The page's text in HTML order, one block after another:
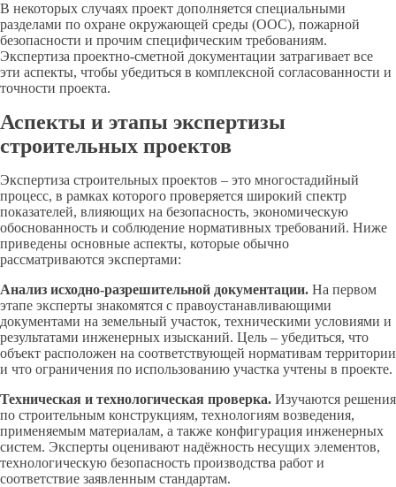
В некоторых случаях проект дополняется специальными
разделами по охране окружающей среды (ООС), пожарной
безопасности и прочим специфическим требованиям.
Экспертиза проектно-сметной документации затрагивает все
эти аспекты, чтобы убедиться в комплексной согласованности и
точности проекта.
Аспекты и этапы экспертизы
строительных проектов
Экспертиза строительных проектов – это многостадийный
процесс, в рамках которого проверяется широкий спектр
показателей, влияющих на безопасность, экономическую
обоснованность и соблюдение нормативных требований. Ниже
приведены основные аспекты, которые обычно
рассматриваются экспертами:
Анализ исходно-разрешительной документации. На первом
этапе эксперты знакомятся с правоустанавливающими
документами на земельный участок, техническими условиями и
результатами инженерных изысканий. Цель – убедиться, что
объект расположен на соответствующей нормативам территории
и что ограничения по использованию участка учтены в проекте.
Техническая и технологическая проверка. Изучаются решения
по строительным конструкциям, технологиям возведения,
применяемым материалам, а также конфигурация инженерных
систем. Эксперты оценивают надёжность несущих элементов,
технологическую безопасность производства работ и
соответствие заявленным стандартам.